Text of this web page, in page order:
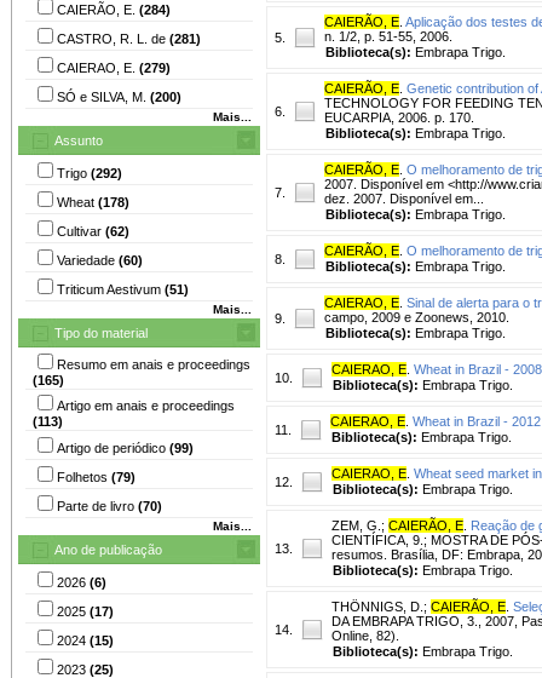
CAIERÃO, E. (284)
CASTRO, R. L. de (281)
CAIERAO, E. (279)
SÓ e SILVA, M. (200)
Mais...
Assunto
Trigo (292)
Wheat (178)
Cultivar (62)
Variedade (60)
Triticum Aestivum (51)
Mais...
Tipo do material
Resumo em anais e proceedings
(165)
Artigo em anais e proceedings
(113)
Artigo de periódico (99)
Folhetos (79)
Parte de livro (70)
Mais...
Ano de publicação
2026 (6)
2025 (17)
2024 (15)
2023 (25)
5.
CAIERÃO, E Aplicação dos testes
n. 1/2, p. 51-55, 2006.
Biblioteca(s): Embrapa Trigo.
6.
CAIERÃO, E Genetic contribution
TECHNOLOGY FOR FEEDING
EUCARPIA, 2006. p. 170.
Biblioteca(s): Embrapa Trigo.
7.
CAIERÃO, E O melhoramento de
2007. Disponível em <http://
dez. 2007. Disponível em...
Biblioteca(s): Embrapa Trigo.
8.
CAIERÃO, E O melhoramento de
Biblioteca(s): Embrapa Trigo.
9.
CAIERAO, E Sinal de alerta para o
campo, 2009 e Zoonews, 2010.
Biblioteca(s): Embrapa Trigo.
10.
CAIERAO, E Wheat in Brazil -
Biblioteca(s): Embrapa Trigo.
11.
CAIERAO, E Wheat in Brazil -
Biblioteca(s): Embrapa Trigo.
12.
CAIERAO, E Wheat seed market
Biblioteca(s): Embrapa Trigo.
13.
ZEM, G. ; CAIERÃO, E Reação de
CIENTÍFICA, 9.; MOSTRA DE
resumos. Brasília, DF: Embrapa,
Biblioteca(s): Embrapa Trigo.
14.
THÖNNIGS, D. ; CAIERÃO, E
DA EMBRAPA TRIGO, 3., 2007,
Online, 82).
Biblioteca(s): Embrapa Trigo.